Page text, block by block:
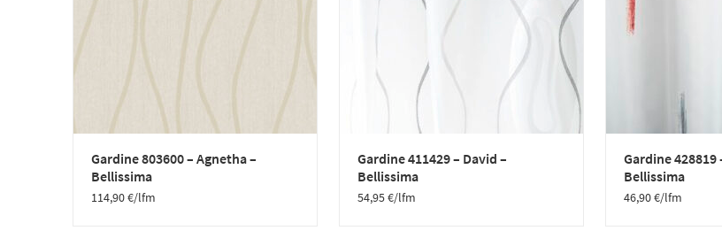
Gardine 803600 – Agnetha –
Bellissima
114,90€/lfm
Gardine 411429 – David –
Bellissima
54,95€/lfm
Gardine 428819
Bellissima
46,90€/lfm